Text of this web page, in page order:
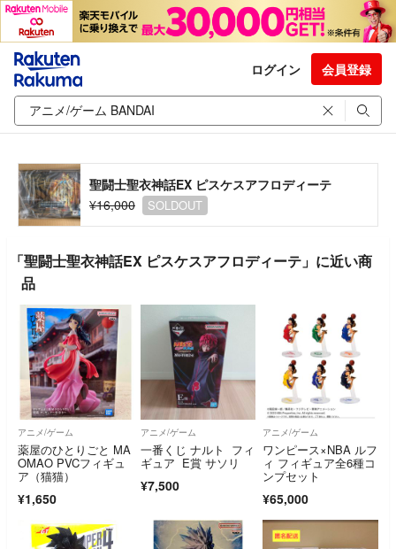
ログイン 会員登録
聖闘士聖衣神話EX ピスケスアフロディーテ
¥16,000
SOLDOUT
「聖闘士聖衣神話EX ピスケスアフロディーテ」に近い商
品
アニメ/ゲーム
薬屋のひとりごと MA
OMAO PVCフィギュ
ア（猫猫）
¥1,650
アニメ/ゲーム
一番くじ ナルト フィ
ギュア E賞 サソリ
¥7,500
アニメ/ゲーム
ワンピース×NBA ルフ
ィ フィギュア全6種コ
ンプセット
¥65,000